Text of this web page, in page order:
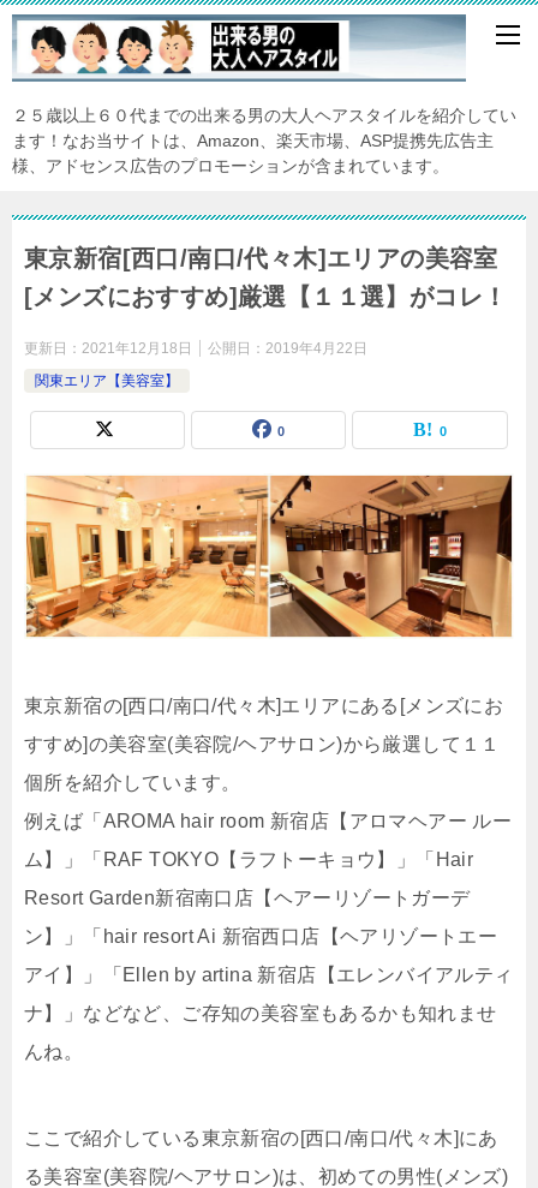
２５歳以上６０代までの出来る男の大人ヘアスタイルを紹介してい
ます！なお当サイトは、Amazon、楽天市場、ASP提携先広告主
様、アドセンス広告のプロモーションが含まれています。
東京新宿[西口/南口/代々木]エリアの美容室
[メンズにおすすめ]厳選【１１選】がコレ！
更新日： 2021年12月18日 公開日： 2019年4月22日
関東エリア【美容室】
0 0
東京新宿の[西口/南口/代々木]エリアにある[メンズにお
すすめ]の美容室(美容院/ヘアサロン)から厳選して１１
個所を紹介しています。
例えば「AROMA hair room 新宿店【アロマヘアー ルー
ム】」「RAF TOKYO【ラフトーキョウ】」「Hair
Resort Garden新宿南口店【ヘアーリゾートガーデ
ン】」「hair resort Ai 新宿西口店【ヘアリゾートエー
アイ】」「Ellen by artina 新宿店【エレンバイアルティ
ナ】」などなど、ご存知の美容室もあるかも知れませ
んね。
ここで紹介している東京新宿の[西口/南口/代々木]にあ
る美容室(美容院/ヘアサロン)は、初めての男性(メンズ)